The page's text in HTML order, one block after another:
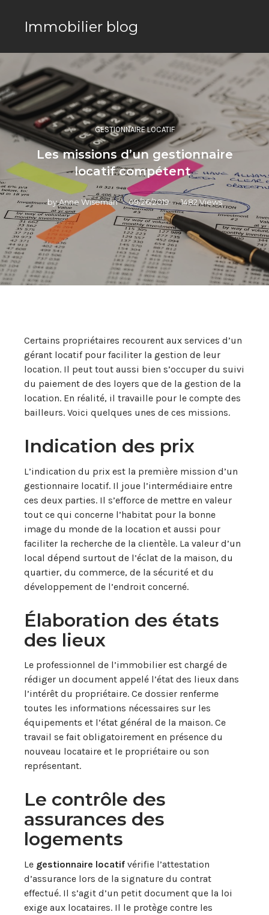
Immobilier blog
GESTIONNAIRE LOCATIF
Les missions d’un gestionnaire
locatif compétent
byAnne Wiseman 09/26/2019 1482 Views
Certains propriétaires recourent aux services d’un
gérant locatif pour faciliter la gestion de leur
location. Il peut tout aussi bien s’occuper du suivi
du paiement de des loyers que de la gestion de la
location. En réalité, il travaille pour le compte des
bailleurs. Voici quelques unes de ces missions.
Indication des prix
L’indication du prix est la première mission d’un
gestionnaire locatif. Il joue l’intermédiaire entre
ces deux parties. Il s’efforce de mettre en valeur
tout ce qui concerne l’habitat pour la bonne
image du monde de la location et aussi pour
faciliter la recherche de la clientèle. La valeur d’un
local dépend surtout de l’éclat de la maison, du
quartier, du commerce, de la sécurité et du
développement de l’endroit concerné.
Élaboration des états
des lieux
Le professionnel de l’immobilier est chargé de
rédiger un document appelé l’état des lieux dans
l’intérêt du propriétaire. Ce dossier renferme
toutes les informations nécessaires sur les
équipements et l’état général de la maison. Ce
travail se fait obligatoirement en présence du
nouveau locataire et le propriétaire ou son
représentant.
Le contrôle des
assurances des
logements
Le gestionnaire locatif vérifie l’attestation
d’assurance lors de la signature du contrat
effectué. Il s’agit d’un petit document que la loi
exige aux locataires. Il le protège contre les